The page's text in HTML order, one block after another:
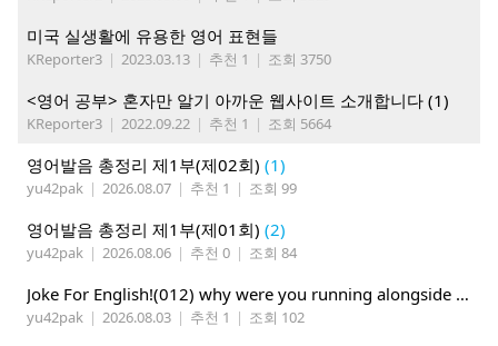
미국 실생활에 유용한 영어 표현들
KReporter3 | 2023.03.13 | 추천 1 | 조회 3750
<영어 공부> 혼자만 알기 아까운 웹사이트 소개합니다 (1)
KReporter3 | 2022.09.22 | 추천 1 | 조회 5664
영어발음 총정리 제1부(제02회) (1)
yu42pak | 2026.08.07 | 추천 1 | 조회 99
영어발음 총정리 제1부(제01회) (2)
yu42pak | 2026.08.06 | 추천 0 | 조회 84
Joke For English!(012) why were you running alongside your bike
yu42pak | 2026.08.03 | 추천 1 | 조회 102